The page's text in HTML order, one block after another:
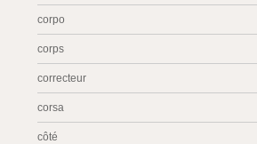
corpo
corps
correcteur
corsa
côté